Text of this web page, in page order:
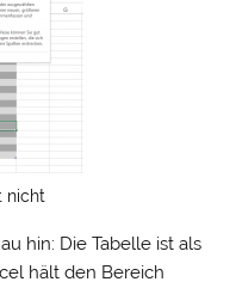
nicht
hin: Die Tabelle ist als
hält den Bereich